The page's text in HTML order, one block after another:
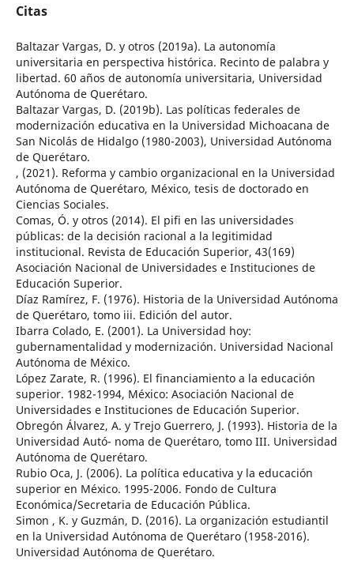
Citas
Baltazar Vargas, D. y otros (2019a). La autonomía
universitaria en perspectiva histórica. Recinto de palabra y
libertad. 60 años de autonomía universitaria, Universidad
Autónoma de Querétaro.
Baltazar Vargas, D. (2019b). Las políticas federales de
modernización educativa en la Universidad Michoacana de
San Nicolás de Hidalgo (1980-2003), Universidad Autónoma
de Querétaro.
, (2021). Reforma y cambio organizacional en la Universidad
Autónoma de Querétaro, México, tesis de doctorado en
Ciencias Sociales.
Comas, Ó. y otros (2014). El pifi en las universidades
públicas: de la decisión racional a la legitimidad
institucional. Revista de Educación Superior, 43(169)
Asociación Nacional de Universidades e Instituciones de
Educación Superior.
Díaz Ramírez, F. (1976). Historia de la Universidad Autónoma
de Querétaro, tomo iii. Edición del autor.
Ibarra Colado, E. (2001). La Universidad hoy:
gubernamentalidad y modernización. Universidad Nacional
Autónoma de México.
López Zarate, R. (1996). El financiamiento a la educación
superior. 1982-1994, México: Asociación Nacional de
Universidades e Instituciones de Educación Superior.
Obregón Álvarez, A. y Trejo Guerrero, J. (1993). Historia de la
Universidad Autó- noma de Querétaro, tomo III. Universidad
Autónoma de Querétaro.
Rubio Oca, J. (2006). La política educativa y la educación
superior en México. 1995-2006. Fondo de Cultura
Económica/Secretaria de Educación Pública.
Simon , K. y Guzmán, D. (2016). La organización estudiantil
en la Universidad Autónoma de Querétaro (1958-2016).
Universidad Autónoma de Querétaro.